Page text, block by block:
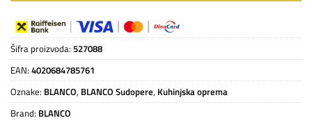
Šifra proizvoda: 527088
EAN: 4020684785761
Oznake: BLANCO, BLANCO Sudopere, Kuhinjska oprema
Brand: BLANCO